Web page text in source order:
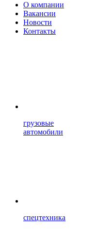
О компании
Вакансии
Новости
Контакты
грузовые
автомобили
спецтехника